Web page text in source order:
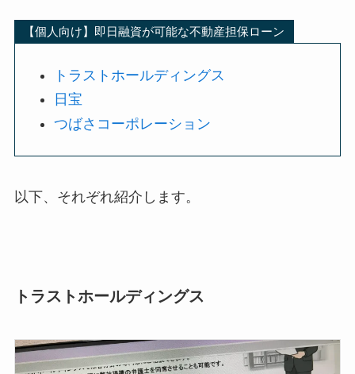
【個人向け】即日融資が可能な不動産担保ローン
トラストホールディングス
日宝
つばさコーポレーション
以下、それぞれ紹介します。
トラストホールディングス